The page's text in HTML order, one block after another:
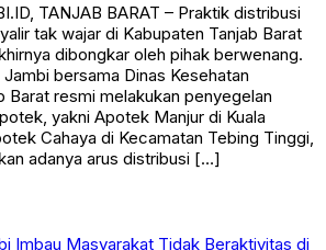
TANJAB BARAT – Praktik distribusi
tak wajar di Kabupaten Tanjab Barat
dibongkar oleh pihak berwenang.
bersama Dinas Kesehatan
Barat resmi melakukan penyegelan
yakni Apotek Manjur di Kuala
Cahaya di Kecamatan Tebing Tinggi,
adanya arus distribusi […]